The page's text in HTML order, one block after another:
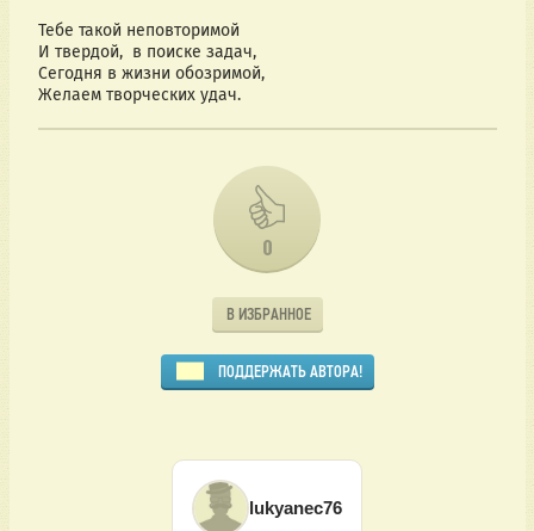
Тебе такой неповторимой
И твердой, в поиске задач,
Сегодня в жизни обозримой,
Желаем творческих удач.
0
В ИЗБРАННОЕ
ПОДДЕРЖАТЬ АВТОРА!
lukyanec76